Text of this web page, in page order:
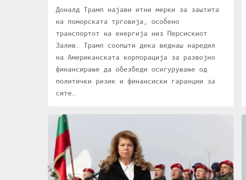
Доналд Трамп најави итни мерки за заштита
на поморската трговија, особено
транспортот на енергија низ Персискиот
Залив. Трамп соопшти дека веднаш наредил
на Американската корпорација за развојно
финансирање да обезбеди осигурување од
политички ризик и финансиски гаранции за
сите…